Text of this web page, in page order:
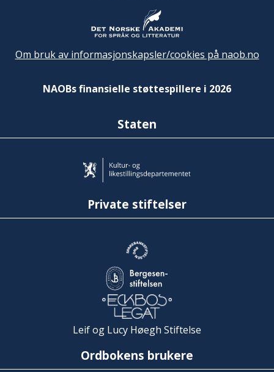
Om bruk av informasjonskapsler/cookies på naob.no
NAOBs finansielle støttespillere i 2026
Staten
Private stiftelser
Leif og Lucy Høegh Stiftelse
Ordbokens brukere